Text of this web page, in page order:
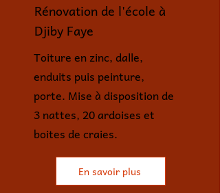
Rénovation de l'école à
Djiby Faye
Toiture en zinc, dalle,
enduits puis peinture,
porte. Mise à disposition de
3 nattes, 20 ardoises et
boites de craies.
En savoir plus